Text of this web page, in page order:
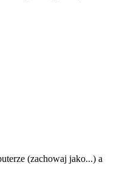
(zachowaj jako...) a